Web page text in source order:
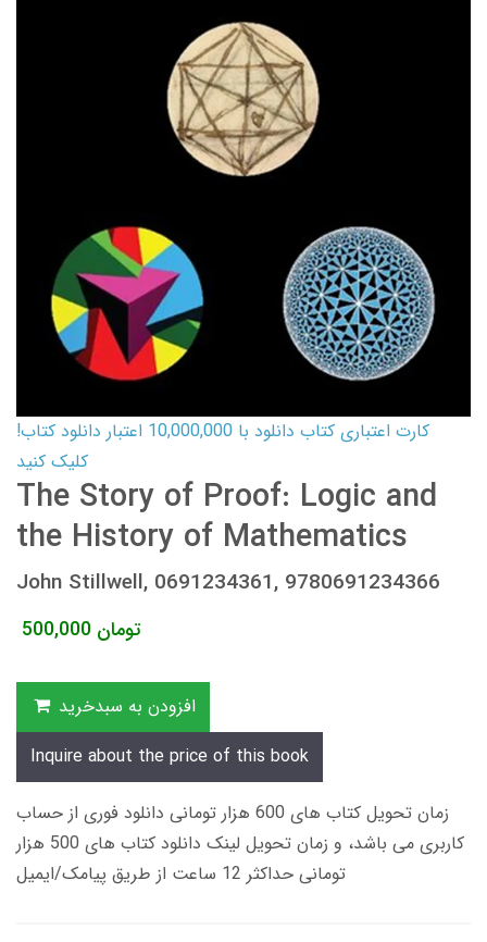
کارت اعتباری کتاب دانلود با 10,000,000 اعتبار دانلود کتاب!
کلیک کنید
The Story of Proof: Logic and
the History of Mathematics
John Stillwell, 0691234361, 9780691234366
500,000 تومان
افزودن به سبدخرید
Inquire about the price of this book
زمان تحویل کتاب های 600 هزار تومانی دانلود فوری از حساب
کاربری می باشد، و زمان تحویل لینک دانلود کتاب های 500 هزار
تومانی حداکثر 12 ساعت از طریق پیامک/ایمیل